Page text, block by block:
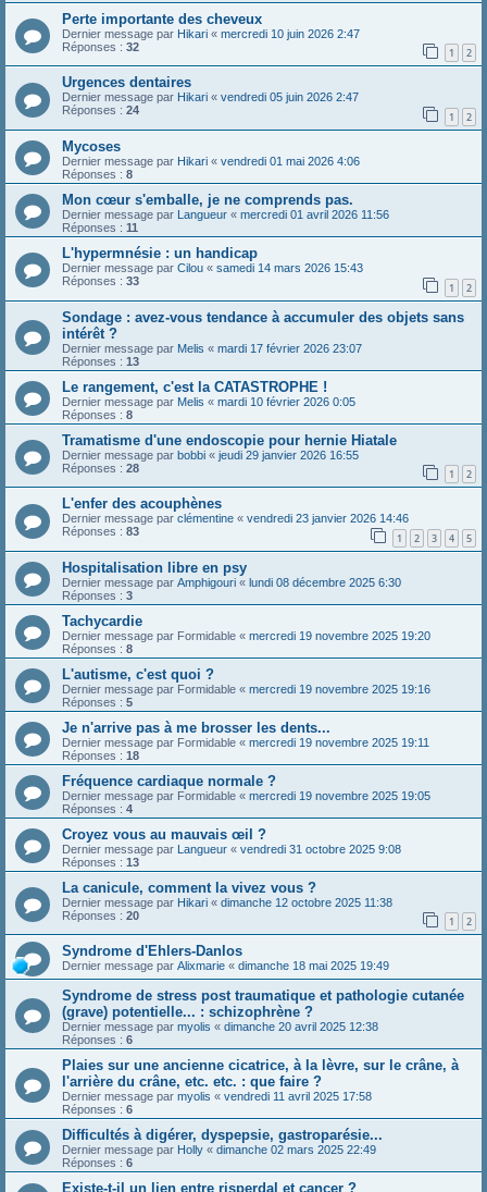
Perte importante des cheveux
Dernier message par Hikari « mercredi 10 juin 2026 2:47
Réponses : 32 1 2
Urgences dentaires
Dernier message par Hikari « vendredi 05 juin 2026 2:47
Réponses : 24 1 2
Mycoses
Dernier message par Hikari « vendredi 01 mai 2026 4:06
Réponses : 8
Mon cœur s'emballe, je ne comprends pas.
Dernier message par Langueur « mercredi 01 avril 2026 11:56
Réponses : 11
L'hypermnésie : un handicap
Dernier message par Cilou « samedi 14 mars 2026 15:43
Réponses : 33 1 2
Sondage : avez-vous tendance à accumuler des objets sans
intérêt ?
Dernier message par Melis « mardi 17 février 2026 23:07
Réponses : 13
Le rangement, c'est la CATASTROPHE !
Dernier message par Melis « mardi 10 février 2026 0:05
Réponses : 8
Tramatisme d'une endoscopie pour hernie Hiatale
Dernier message par bobbi « jeudi 29 janvier 2026 16:55
Réponses : 28 1 2
L'enfer des acouphènes
Dernier message par clémentine « vendredi 23 janvier 2026 14:46
Réponses : 83 1 2 3 4 5
Hospitalisation libre en psy
Dernier message par Amphigouri « lundi 08 décembre 2025 6:30
Réponses : 3
Tachycardie
Dernier message par Formidable « mercredi 19 novembre 2025 19:20
Réponses : 8
L'autisme, c'est quoi ?
Dernier message par Formidable « mercredi 19 novembre 2025 19:16
Réponses : 5
Je n'arrive pas à me brosser les dents...
Dernier message par Formidable « mercredi 19 novembre 2025 19:11
Réponses : 18
Fréquence cardiaque normale ?
Dernier message par Formidable « mercredi 19 novembre 2025 19:05
Réponses : 4
Croyez vous au mauvais œil ?
Dernier message par Langueur « vendredi 31 octobre 2025 9:08
Réponses : 13
La canicule, comment la vivez vous ?
Dernier message par Hikari « dimanche 12 octobre 2025 11:38
Réponses : 20 1 2
Syndrome d'Ehlers-Danlos
Dernier message par Alixmarie « dimanche 18 mai 2025 19:49
Syndrome de stress post traumatique et pathologie cutanée
(grave) potentielle... : schizophrène ?
Dernier message par myolis « dimanche 20 avril 2025 12:38
Réponses : 6
Plaies sur une ancienne cicatrice, à la lèvre, sur le crâne, à
l'arrière du crâne, etc. etc. : que faire ?
Dernier message par myolis « vendredi 11 avril 2025 17:58
Réponses : 6
Difficultés à digérer, dyspepsie, gastroparésie...
Dernier message par Holly « dimanche 02 mars 2025 22:49
Réponses : 6
Existe-t-il un lien entre risperdal et cancer ?